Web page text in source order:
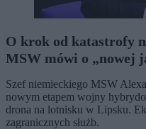
O krok od katastrofy
MSW mówi o „nowej
Szef niemieckiego MSW
nowym etapem wojny
drona na lotnisku w Lipsku.
zagranicznych służb.